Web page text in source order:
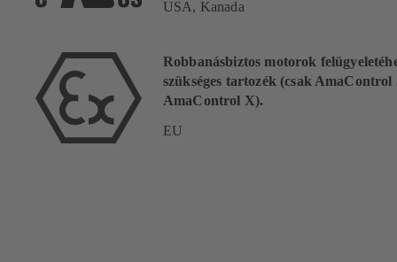
USA, Kanada
Robbanásbiztos motorok
szükséges tartozék (csak AmaControl
AmaControl X).
EU